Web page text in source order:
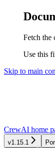
Fetch the
Use this
Skip to main
CrewAI home
v1.15.1